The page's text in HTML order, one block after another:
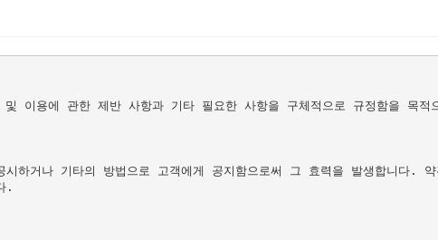
이용에 관한 제반 사항과 기타 필요한 사항을 구체적으로 규정함을 목
거나 기타의 방법으로 고객에게 공지함으로써 그 효력을 발생합니다.
.